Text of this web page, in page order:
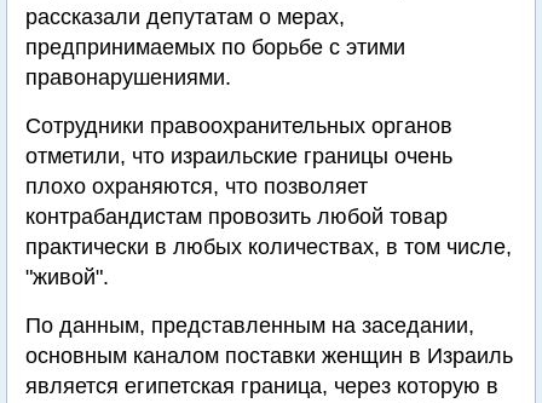
рассказали депутатам о мерах,
предпринимаемых по борьбе с этими
правонарушениями.
Сотрудники правоохранительных органов
отметили, что израильские границы очень
плохо охраняются, что позволяет
контрабандистам провозить любой товар
практически в любых количествах, в том числе,
"живой".
По данным, представленным на заседании,
основным каналом поставки женщин в Израиль
является египетская граница, через которую в